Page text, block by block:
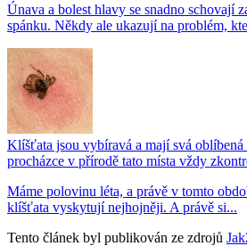
Únava a bolest hlavy se snadno schovají
spánku. Někdy ale ukazují na problém,
Klíšťata jsou vybíravá a mají svá oblíbená
procházce v přírodě tato místa vždy
Máme polovinu léta, a právě v tomto
klíšťata vyskytují nejhojněji. A právě si...
Tento článek byl publikován ze zdrojů